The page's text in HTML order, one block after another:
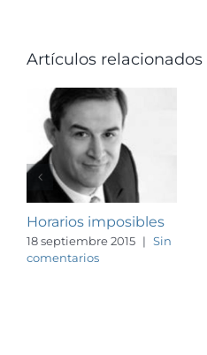
Artículos relacionados
Horarios imposibles
18 septiembre 2015 | Sin
comentarios